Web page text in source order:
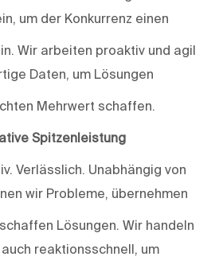
um der Konkurrenz einen
Wir arbeiten proaktiv und agil
Daten, um Lösungen
Mehrwert schaffen.
Spitzenleistung
Verlässlich. Unabhängig von
wir Probleme, übernehmen
Lösungen. Wir handeln
reaktionsschnell, um